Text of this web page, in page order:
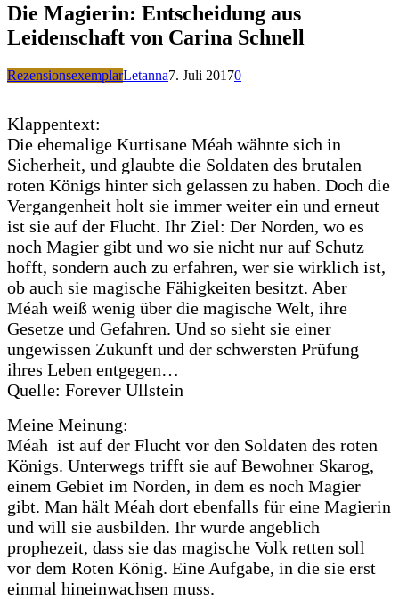
Die Magierin: Entscheidung aus
Leidenschaft von Carina Schnell
RezensionsexemplarLetanna7. Juli 20170
Klappentext:
Die ehemalige Kurtisane Méah wähnte sich in
Sicherheit, und glaubte die Soldaten des brutalen
roten Königs hinter sich gelassen zu haben. Doch die
Vergangenheit holt sie immer weiter ein und erneut
ist sie auf der Flucht. Ihr Ziel: Der Norden, wo es
noch Magier gibt und wo sie nicht nur auf Schutz
hofft, sondern auch zu erfahren, wer sie wirklich ist,
ob auch sie magische Fähigkeiten besitzt. Aber
Méah weiß wenig über die magische Welt, ihre
Gesetze und Gefahren. Und so sieht sie einer
ungewissen Zukunft und der schwersten Prüfung
ihres Leben entgegen…
Quelle: Forever Ullstein
Meine Meinung:
Méah ist auf der Flucht vor den Soldaten des roten
Königs. Unterwegs trifft sie auf Bewohner Skarog,
einem Gebiet im Norden, in dem es noch Magier
gibt. Man hält Méah dort ebenfalls für eine Magierin
und will sie ausbilden. Ihr wurde angeblich
prophezeit, dass sie das magische Volk retten soll
vor dem Roten König. Eine Aufgabe, in die sie erst
einmal hineinwachsen muss.